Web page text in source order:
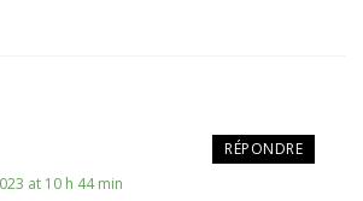
RÉPONDRE
at 10 h 44 min